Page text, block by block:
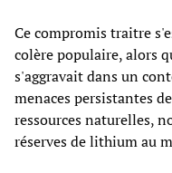
Ce compromis traitre
colère populaire, alors
s'aggravait dans un
menaces persistantes
ressources naturelles,
réserves de lithium au